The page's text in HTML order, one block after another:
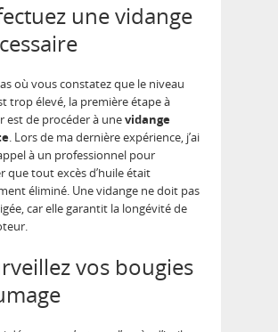
une vidange
où vous constatez que le niveau
trop élevé, la première étape à
est de procéder à unevidange
. Lors de ma dernière expérience, j’ai
à un professionnel pour
que tout excès d’huile était
éliminé. Une vidange ne doit pas
car elle garantit la longévité de
vos bougies